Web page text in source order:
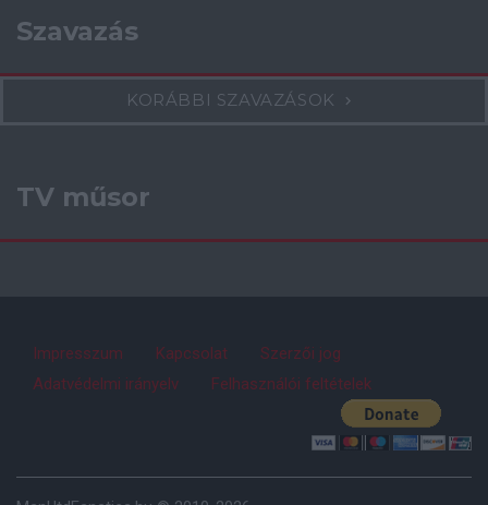
Szavazás
KORÁBBI SZAVAZÁSOK
TV műsor
Impresszum Kapcsolat
Szerzői jog
Adatvédelmi irányelv
Felhasználói feltételek